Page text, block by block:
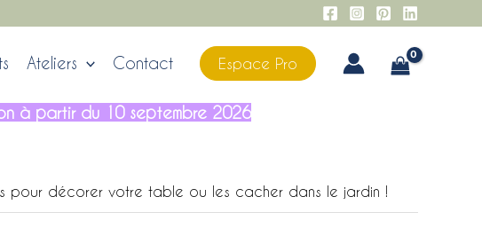
Ateliers Contact Espace Pro
à partir du 10 septembre 2026
pour décorer votre table ou les cacher dans le jardin !